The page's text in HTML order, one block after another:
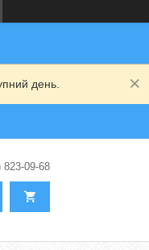
день.
823-09-68